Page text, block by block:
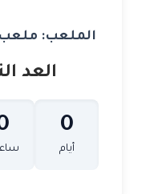
الملعب: ملعب
العد
0
أيام